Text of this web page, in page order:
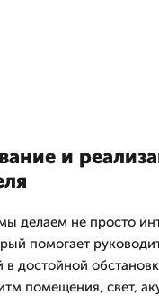
и
делаем не просто
помогает
в достойной
помещения, свет,